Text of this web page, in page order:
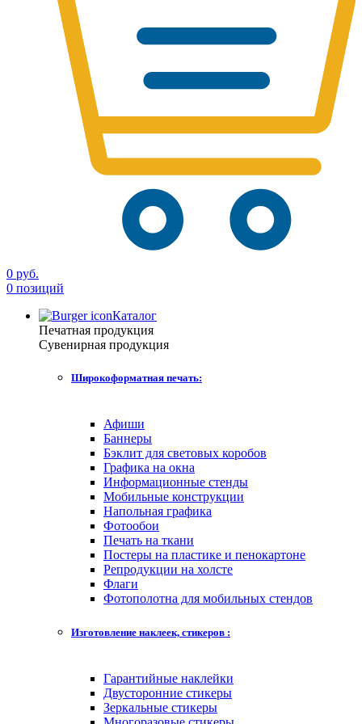
0 руб.
0 позиций
Каталог
Печатная продукция
Сувенирная продукция
Широкоформатная печать:
Афиши
Баннеры
Бэклит для световых коробов
Графика на окна
Информационные стенды
Мобильные конструкции
Напольная графика
Фотообои
Печать на ткани
Постеры на пластике и пенокартоне
Репродукции на холсте
Флаги
Фотополотна для мобильных стендов
Изготовление наклеек, стикеров :
Гарантийные наклейки
Двусторонние стикеры
Зеркальные стикеры